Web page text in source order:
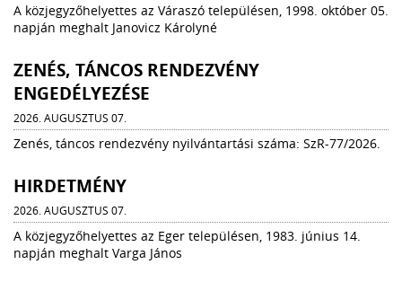
A közjegyzőhelyettes az Váraszó településen, 1998. október 05.
napján meghalt Janovicz Károlyné
ZENÉS, TÁNCOS RENDEZVÉNY
ENGEDÉLYEZÉSE
2026. AUGUSZTUS 07.
Zenés, táncos rendezvény nyilvántartási száma: SzR-77/2026.
HIRDETMÉNY
2026. AUGUSZTUS 07.
A közjegyzőhelyettes az Eger településen, 1983. június 14.
napján meghalt Varga János